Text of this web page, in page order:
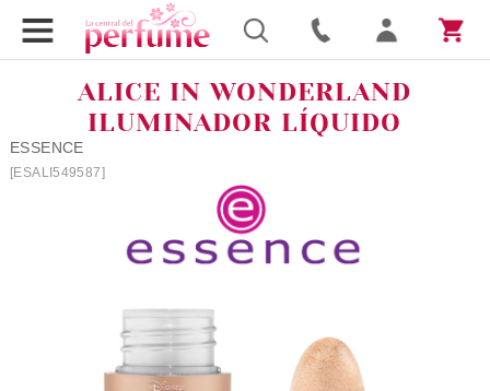
ALICE IN WONDERLAND
ILUMINADOR LÍQUIDO
ESSENCE
[ESALI549587]